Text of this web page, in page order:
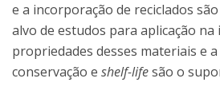
e a incorporação de reciclados
alvo de estudos para aplicação na
propriedades desses materiais e
conservação e shelf-lifesão o